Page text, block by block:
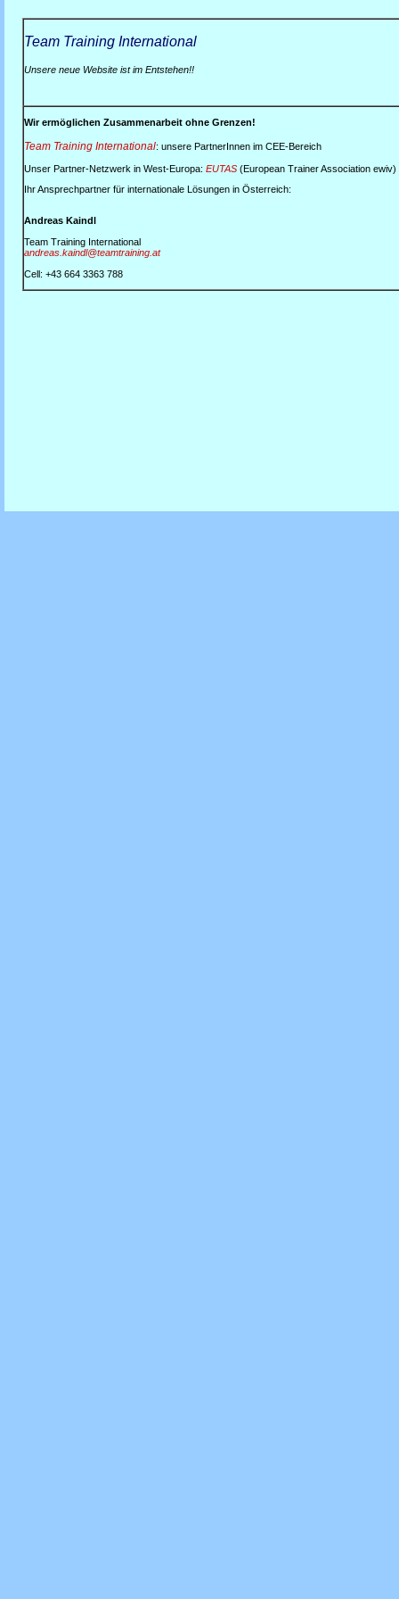
Team Training International
Unsere neue Website ist im Entstehen!!
Wir ermöglichen Zusammenarbeit ohne Grenzen!
Team Training International: unsere PartnerInnen im CEE-Bereich
Unser Partner-Netzwerk in West-Europa: EUTAS (European Trainer Association ewiv)
Ihr Ansprechpartner für internationale Lösungen in Österreich:
Andreas Kaindl
Team Training International
andreas.kaindl@teamtraining.at
Cell: +43 664 3363 788